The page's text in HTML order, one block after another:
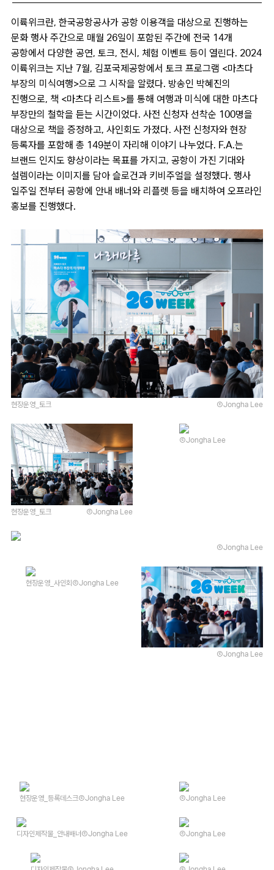
이륙위크란, 한국공항공사가 공항 이용객을 대상으로 진행하는
문화 행사 주간으로 매월 26일이 포함된 주간에 전국 14개
공항에서 다양한 공연, 토크, 전시 , 체험 이벤트 등이 열린다. 2024
이륙위크는 지난 7월, 김포국제공항에서 토크 프로그램 <마츠다
부장의 미식여행>으로 그 시작을 알렸다. 방송인 박혜진의
진행으로, 책 <마츠다 리스트>를 통해 여행과 미식에 대한 마츠다
부장만의 철학을 듣는 시간이었다. 사전 신청자 선착순 100명을
대상으로 책을 증정하고, 사인회도 가졌다. 사전 신청자와 현장
등록자를 포함해 총 149분이 자리해 이야기 나누었다. F.A.는
브랜드 인지도 향상이라는 목표를 가지고, 공항이 가진 기대와
설렘이라는 이미지를 담아 슬로건과 키비주얼을 설정했다. 행사
일주일 전부터 공항에 안내 배너와 리플렛 등을 배치하여 오프라인
홍보를 진행했다.
현장운영_토크 ⒸJongha Lee
현장운영_토크 ⒸJongha Lee
ⒸJongha Lee
ⒸJongha Lee
현장운영_사인회 ⒸJongha Lee
ⒸJongha Lee
현장운영_등록데스크ⒸJongha Lee ⒸJongha Lee
디자인제작물_안내배너 ⒸJongha Lee ⒸJongha Lee